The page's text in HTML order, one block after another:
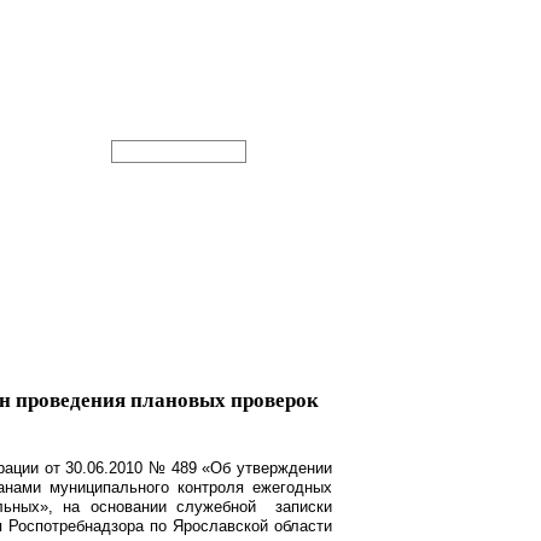
проведения плановых проверок
от 30.06.2010 № 489 «Об утверждении
муниципального контроля ежегодных
на основании служебной записки
по Ярославской области